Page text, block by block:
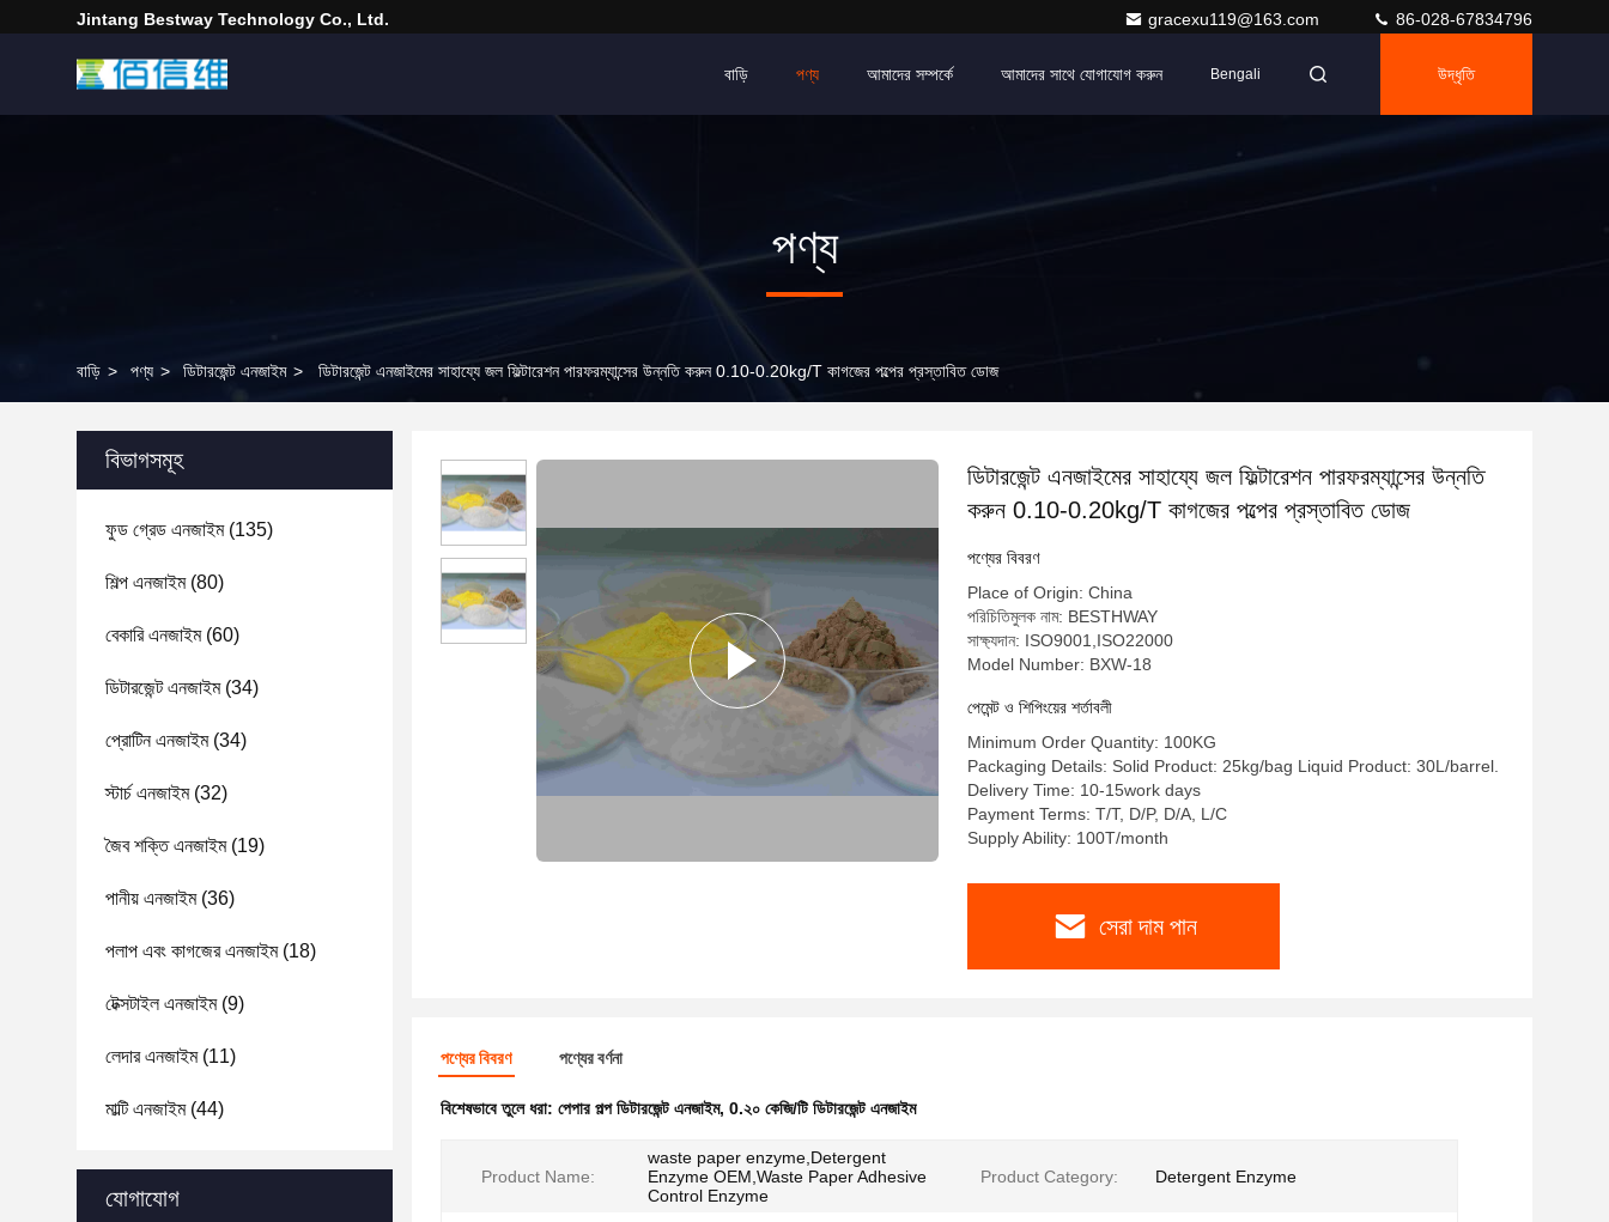
Jintang Bestway Technology Co., Ltd. gracexu119@163.com 86-028-67834796
বাড়ি পণ্য আমাদের সম্পর্কে আমাদের সাথে যোগাযোগ করুন Bengali উদ্ধৃতি
পণ্য
বাড়ি > পণ্য > ডিটারজেন্ট এনজাইম > ডিটারজেন্ট এনজাইমের সাহায্যে জল ফিল্টারেশন পারফরম্যান্সের উন্নতি করুন 0.10-0.20kg/T কাগজের পল্পের প্রস্তাবিত ডোজ
বিভাগসমূহ
ফুড গ্রেড এনজাইম(135)
শিল্প এনজাইম(80)
বেকারি এনজাইম(60)
ডিটারজেন্ট এনজাইম(34)
প্রোটিন এনজাইম(34)
স্টার্চ এনজাইম(32)
জৈব শক্তি এনজাইম(19)
পানীয় এনজাইম(36)
পলাপ এবং কাগজের এনজাইম(18)
টেক্সটাইল এনজাইম(9)
লেদার এনজাইম(11)
মাল্টি এনজাইম(44)
যোগাযোগ
ডিটারজেন্ট এনজাইমের সাহায্যে জল ফিল্টারেশন পারফরম্যান্সের উন্নতি
করুন 0.10-0.20kg/T কাগজের পল্পের প্রস্তাবিত ডোজ
পণ্যের বিবরণ
Place of Origin: China
পরিচিতিমুলক নাম: BESTHWAY
সাক্ষ্যদান: ISO9001,ISO22000
Model Number: BXW-18
পেমেন্ট ও শিপিংয়ের শর্তাবলী
Minimum Order Quantity: 100KG
Packaging Details: Solid Product: 25kg/bag Liquid Product: 30L/barrel.
Delivery Time: 10-15work days
Payment Terms: T/T, D/P, D/A, L/C
Supply Ability: 100T/month
সেরা দাম পান
পণ্যের বিবরণ পণ্যের বর্ণনা
বিশেষভাবে তুলে ধরা: পেপার পল্প ডিটারজেন্ট এনজাইম, 0.২০ কেজি/টি ডিটারজেন্ট এনজাইম
Product Name:
waste paper enzyme,Detergent
Enzyme OEM,Waste Paper Adhesive
Control Enzyme
Product Category: Detergent Enzyme